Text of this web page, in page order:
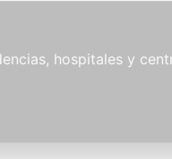
hospitales y